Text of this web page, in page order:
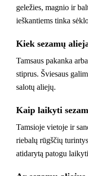
geležies, magnio ir
ieškantiems tinka
Kiek sezamų
Tamsaus pakanka
stiprus. Šviesaus
salotų aliejų.
Kaip laikyti
Tamsioje vietoje ir
riebalų rūgščių
atidarytą patogu